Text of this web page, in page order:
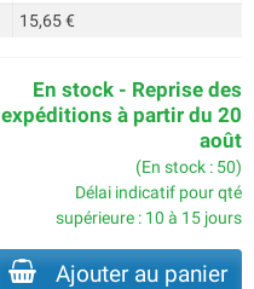
15,65 €
En stock - Reprise des
expéditions à partir du 20
août
(En stock : 50)
Délai indicatif pour qté
supérieure : 10 à 15 jours
Ajouter au panier